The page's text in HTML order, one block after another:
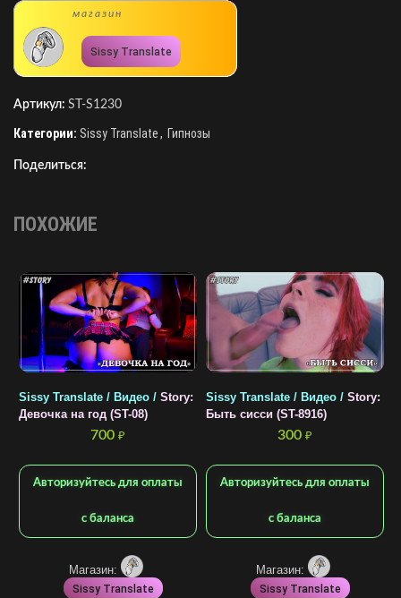
магазин
Sissy Translate
Артикул: ST-S1230
Категории: Sissy Translate, Гипнозы
Поделиться:
ПОХОЖИЕ
Sissy Translate / Видео / Story:
Девочка на год (ST-08)
700 ₽
Авторизуйтесь для оплаты
с баланса
Магазин:
Sissy Translate
Sissy Translate / Видео / Story:
Быть сисси (ST-8916)
300 ₽
Авторизуйтесь для оплаты
с баланса
Магазин:
Sissy Translate